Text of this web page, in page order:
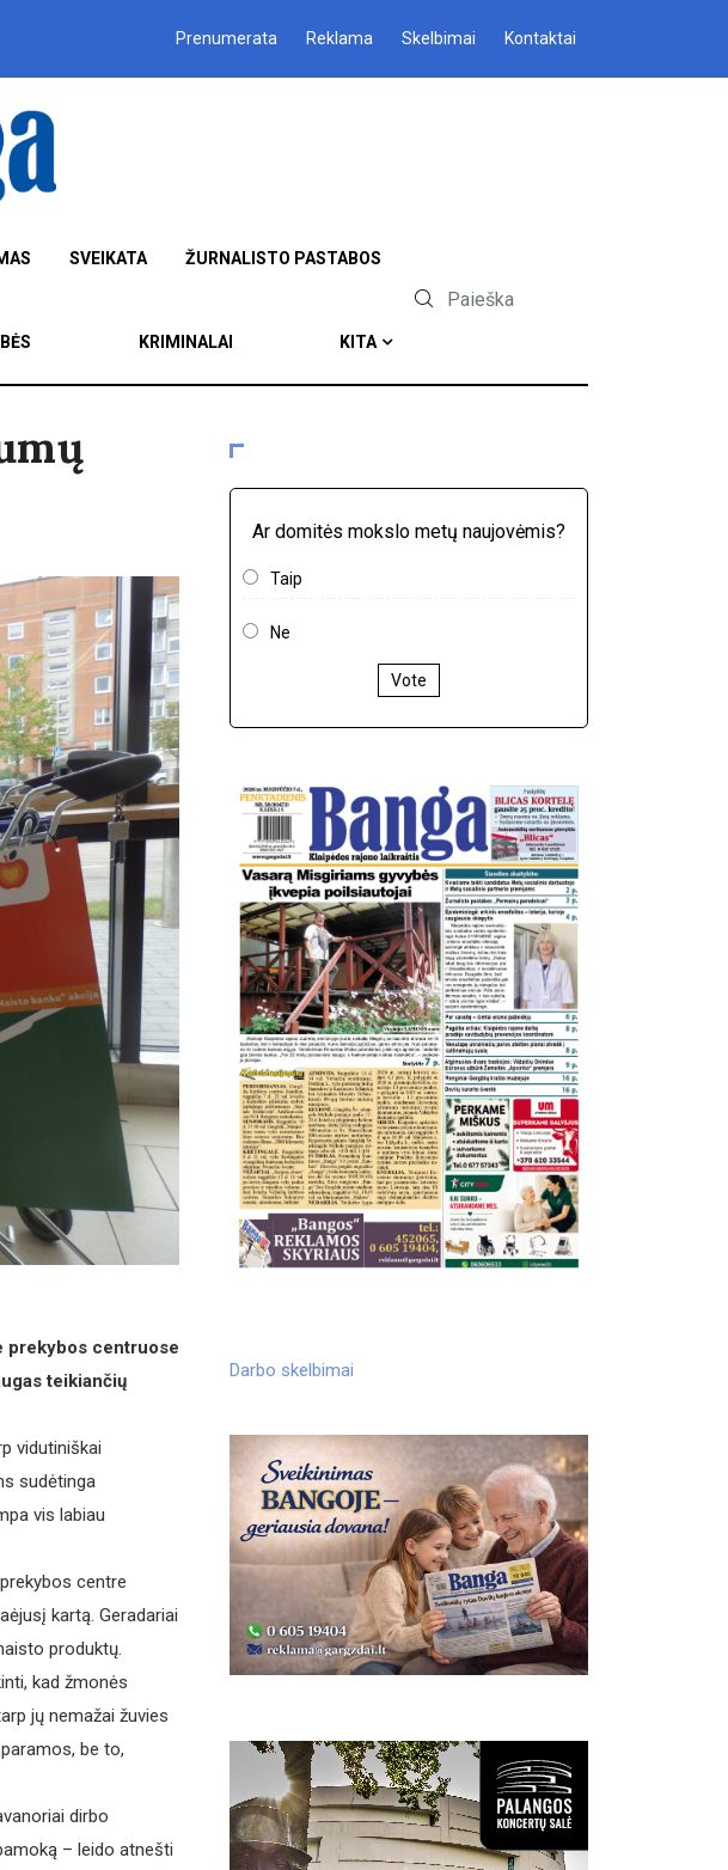
Prenumerata Reklama Skelbimai Kontaktai
SVEIKATA ŽURNALISTO PASTABOS
KRIMINALAI KITA
prekybos centruose
teikiančių
vidutiniškai
sudėtinga
vis labiau
centre
kartą. Geradariai
produktų.
kad žmonės
jų nemažai žuvies
be to,
dirbo
– leido atnešti
Ar domitės mokslo metų naujovėmis?
Taip
Ne
Vote
Darbo skelbimai